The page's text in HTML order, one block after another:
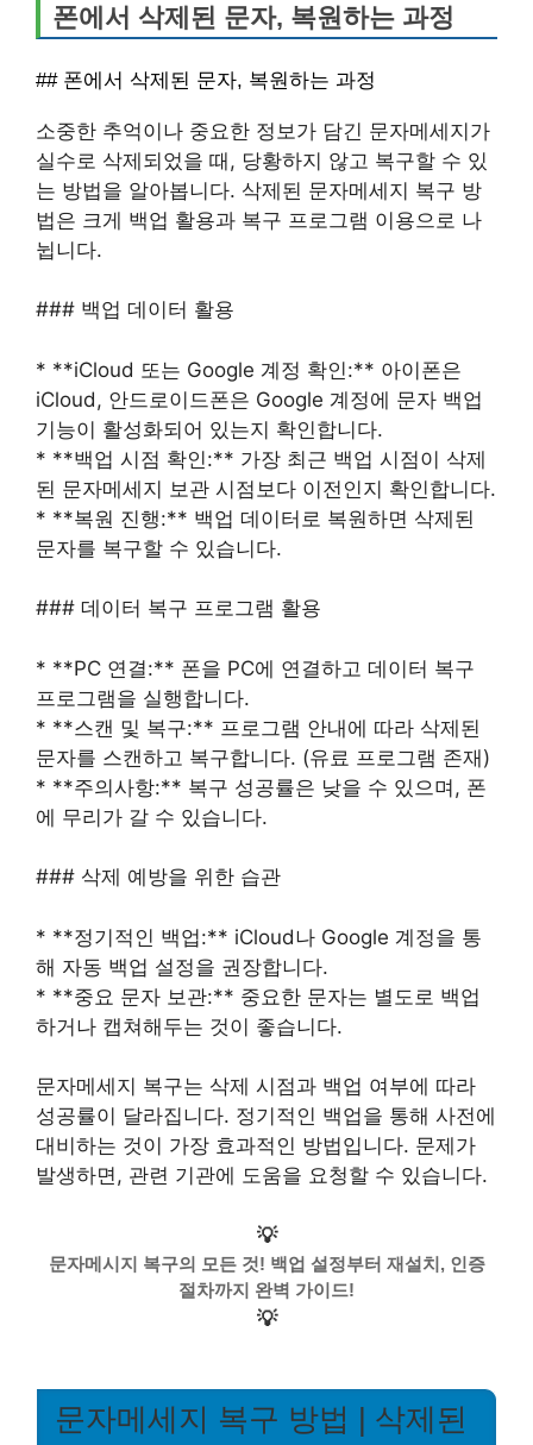
폰에서 삭제된 문자, 복원하는 과정
## 폰에서 삭제된 문자, 복원하는 과정
소중한 추억이나 중요한 정보가 담긴 문자메세지가
실수로 삭제되었을 때, 당황하지 않고 복구할 수 있
는 방법을 알아봅니다. 삭제된 문자메세지 복구 방
법은 크게 백업 활용과 복구 프로그램 이용으로 나
뉩니다.
### 백업 데이터 활용
* **iCloud 또는 Google 계정 확인:** 아이폰은
iCloud, 안드로이드폰은 Google 계정에 문자 백업
기능이 활성화되어 있는지 확인합니다.
* **백업 시점 확인:** 가장 최근 백업 시점이 삭제
된 문자메세지 보관 시점보다 이전인지 확인합니다.
* **복원 진행:** 백업 데이터로 복원하면 삭제된
문자를 복구할 수 있습니다.
### 데이터 복구 프로그램 활용
* **PC 연결:** 폰을 PC에 연결하고 데이터 복구
프로그램을 실행합니다.
* **스캔 및 복구:** 프로그램 안내에 따라 삭제된
문자를 스캔하고 복구합니다. (유료 프로그램 존재)
* **주의사항:** 복구 성공률은 낮을 수 있으며, 폰
에 무리가 갈 수 있습니다.
### 삭제 예방을 위한 습관
* **정기적인 백업:** iCloud나 Google 계정을 통
해 자동 백업 설정을 권장합니다.
* **중요 문자 보관:** 중요한 문자는 별도로 백업
하거나 캡쳐해두는 것이 좋습니다.
문자메세지 복구는 삭제 시점과 백업 여부에 따라
성공률이 달라집니다. 정기적인 백업을 통해 사전에
대비하는 것이 가장 효과적인 방법입니다. 문제가
발생하면, 관련 기관에 도움을 요청할 수 있습니다.
💡
문자메시지 복구의 모든 것! 백업 설정부터 재설치, 인증
절차까지 완벽 가이드!
💡
문자메세지 복구 방법 | 삭제된